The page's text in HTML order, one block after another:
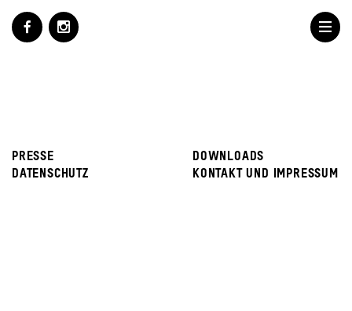
PRESSE
DOWNLOADS
DATENSCHUTZ
KONTAKT UND IMPRESSUM